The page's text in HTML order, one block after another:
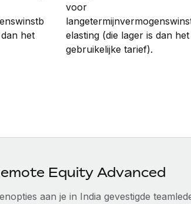
het
voor
elasting (die lager is dan het
gebruikelijke tarief).
Equity Advanced
aan je in India gevestigde